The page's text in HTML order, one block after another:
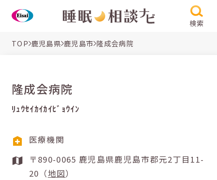
検索
TOP 鹿児島県 鹿児島市 隆成会病院
隆成会病院
ﾘｭｳｾｲｶｲｶｲﾋﾞｮｳｲﾝ
医療機関
〒890-0065 鹿児島県鹿児島市郡元2丁目11-
20（地図）